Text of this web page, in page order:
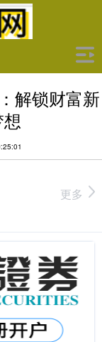
解锁财富新
更多